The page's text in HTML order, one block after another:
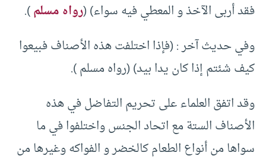
فقد أربى الآخذ و المعطي فيه سواء) (رواه مسلم).
وفي حديث آخر : (فإذا اختلفت هذه الأصناف فبيعوا
كيف شئتم إذا كان يدا بيد) (رواه مسلم ).
وقد اتفق العلماء على تحريم التفاضل في هذه
الأصناف الستة مع اتحاد الجنس واختلفوا في ما
سواها من أنواع الطعام كالخضر و الفواكه وغيرها من